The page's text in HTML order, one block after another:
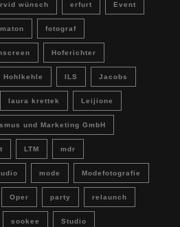
wünsch erfurt Event
fotograf
Hoferichter
Hohlkehle ILS Jacobs
laura krettek Leijione
und Marketing GmbH
LTM mdr
mode Modefotografie
Oper party relaunch
sookee Studio